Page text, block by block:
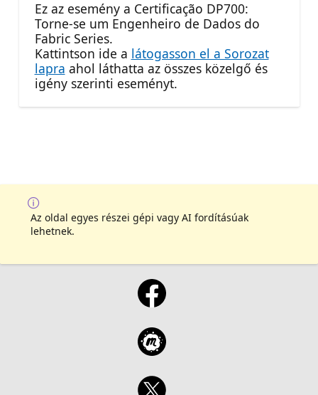
Ez az esemény a Certificação DP700:
Torne-se um Engenheiro de Dados do
Fabric Series.
Kattintson ide a látogasson el a Sorozat
lapra ahol láthatta az összes közelgő és
igény szerinti eseményt.
Az oldal egyes részei gépi vagy AI fordításúak
lehetnek.